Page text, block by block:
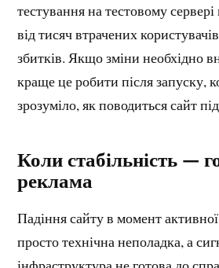
тестування на тестовому
від тисяч втрачених
збитків. Якщо зміни необхідно
краще це робити після запуску,
зрозуміло, як поводиться сайт
Коли стабільність —
реклама
Падіння сайту в момент
просто технічна неполадка, а